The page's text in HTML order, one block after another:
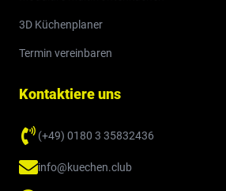
3D Küchenplaner
Termin vereinbaren
Kontaktiere uns
(+49) 0180 3 35832436
info@kuechen.club